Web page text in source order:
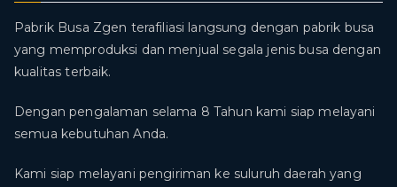
Pabrik Busa Zgen terafiliasi langsung dengan pabrik busa
yang memproduksi dan menjual segala jenis busa dengan
kualitas terbaik.
Dengan pengalaman selama 8 Tahun kami siap melayani
semua kebutuhan Anda.
Kami siap melayani pengiriman ke suluruh daerah yang